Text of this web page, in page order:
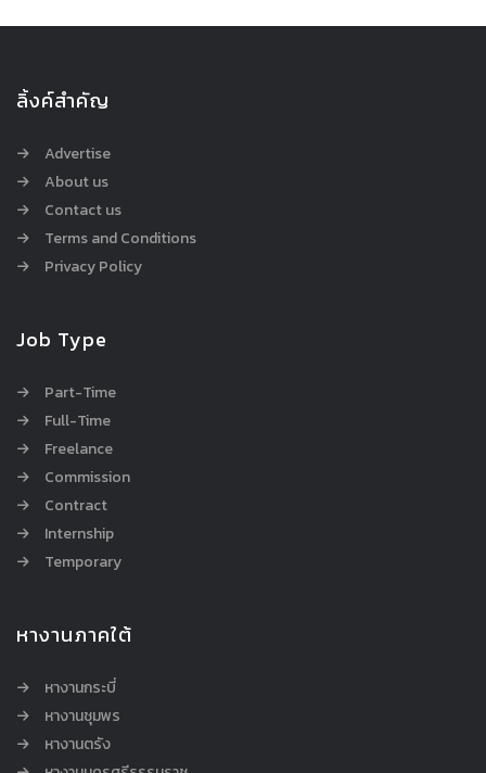
ลิ้งค์สำคัญ
Advertise
About us
Contact us
Terms and Conditions
Privacy Policy
Job Type
Part-Time
Full-Time
Freelance
Commission
Contract
Internship
Temporary
หางานภาคใต้
หางานกระบี่
หางานชุมพร
หางานตรัง